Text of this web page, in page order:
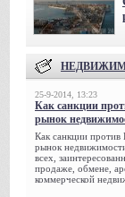
25-9-2014, 13:23
Как санкции
рынок
Как санкции против
рынок
всех,
продаже, обмене,
коммерческой